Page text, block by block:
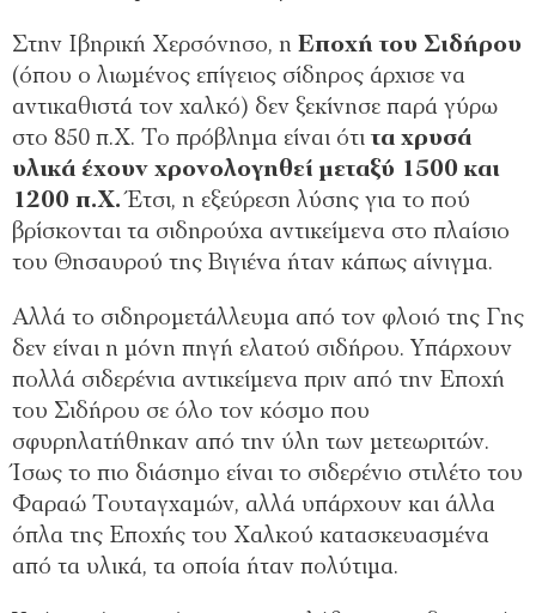
Στην Ιβηρική Χερσόνησο, η Εποχή του Σιδήρου
(όπου ο λιωμένος επίγειος σίδηρος άρχισε να
αντικαθιστά τον χαλκό) δεν ξεκίνησε παρά γύρω
στο 850 π.Χ. Το πρόβλημα είναι ότιτα χρυσά
υλικά έχουν χρονολογηθεί μεταξύ 1500 και
1200 π.Χ.Έτσι, η εξεύρεση λύσης για το πού
βρίσκονται τα σιδηρούχα αντικείμενα στο πλαίσιο
του Θησαυρού της Βιγιένα ήταν κάπως αίνιγμα.
Αλλά το σιδηρομετάλλευμα από τον φλοιό της Γης
δεν είναι η μόνη πηγή ελατού σιδήρου. Υπάρχουν
πολλά σιδερένια αντικείμενα πριν από την Εποχή
του Σιδήρου σε όλο τον κόσμο που
σφυρηλατήθηκαν από την ύλη των μετεωριτών.
Ίσως το πιο διάσημο είναι το σιδερένιο στιλέτο του
Φαραώ Τουταγχαμών, αλλά υπάρχουν και άλλα
όπλα της Εποχής του Χαλκού κατασκευασμένα
από τα υλικά, τα οποία ήταν πολύτιμα.